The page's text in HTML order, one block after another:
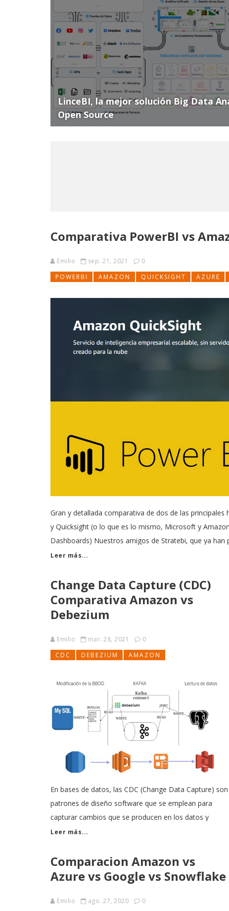
LinceBI, la mejor solución Big Data
Open Source
Comparativa PowerBI vs
Emilio sep. 21, 2021
0
POWERBI
AMAZON QUICKSIGHT AZURE
Gran y detallada comparativa de dos de las
y Quicksight (o lo que es lo mismo, Microsoft y
Dashboards) Nuestros amigos de Stratebi, que ya
Leer más...
Change Data Capture (CDC)
Comparativa Amazon vs
Debezium
Emilio mar. 28, 2021
0
CDC
DEBEZIUM AMAZON
En bases de datos, las CDC (Change Data Capture) son
patrones de diseño software que se emplean para
capturar cambios que se producen en los datos y
propagarlos a clientes intermedios. Normalmente se
preservar el estado de los datos a lo largo del
Leer más...
Comparacion Amazon vs
Azure vs Google vs Snowflake
Emilio ago. 27, 2020
0